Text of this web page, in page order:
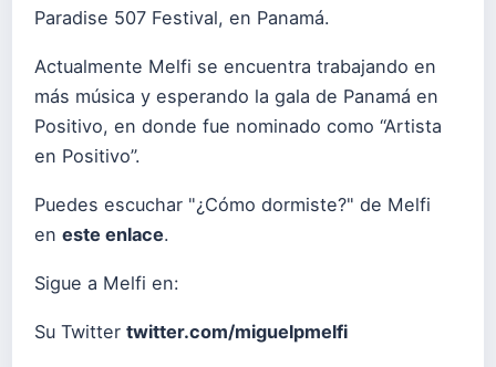
Paradise 507 Festival, en Panamá.
Actualmente Melfi se encuentra trabajando en
más música y esperando la gala de Panamá en
Positivo, en donde fue nominado como “Artista
en Positivo”.
Puedes escuchar "¿Cómo dormiste?" de Melfi
en este enlace.
Sigue a Melfi en:
Su Twitter twitter.com/miguelpmelfi